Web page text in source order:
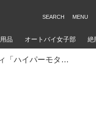
用品 オートバイ女子部 絶
ドゥカティ「ハイパーモタードV2/SP」インプレ｜より軽く、速く、自由に―伝統を脱ぎ捨てた新世代モタード